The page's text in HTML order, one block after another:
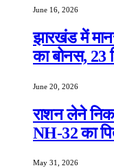
June 16, 2026
झारखंड में
का बोनस, 23
June 20, 2026
राशन लेने
NH-32 का
May 31, 2026